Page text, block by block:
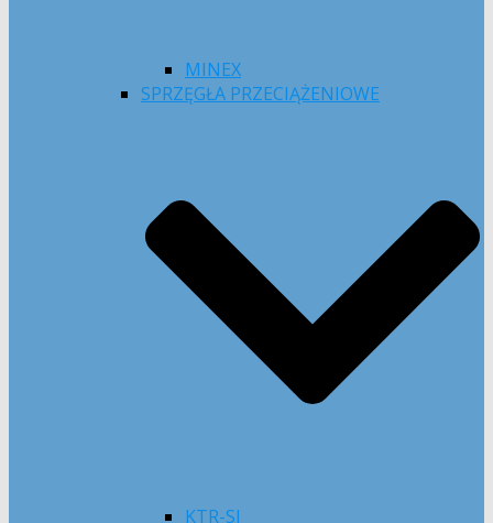
MINEX
SPRZĘGŁA PRZECIĄŻENIOWE
KTR-SI